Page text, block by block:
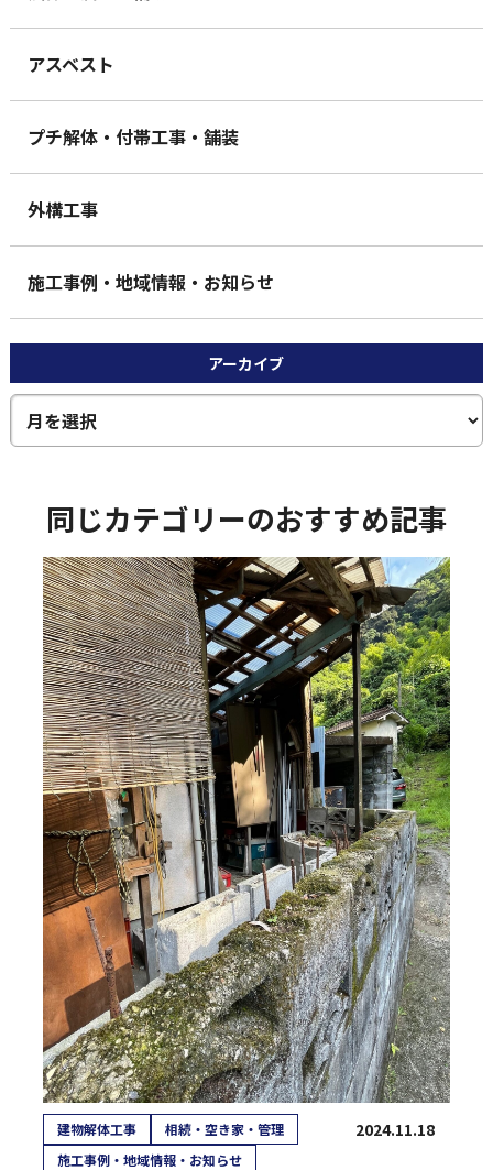
アスベスト
プチ解体・付帯工事・舗装
外構工事
施工事例・地域情報・お知らせ
アーカイブ
同じカテゴリーのおすすめ記事
建物解体工事
相続・空き家・管理
施工事例・地域情報・お知らせ
2024.11.18